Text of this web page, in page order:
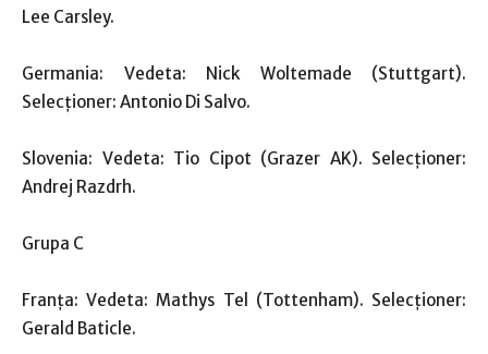
Lee Carsley.
Germania: Vedeta: Nick Woltemade (Stuttgart).
Selecţioner: Antonio Di Salvo.
Slovenia: Vedeta: Tio Cipot (Grazer AK). Selecţioner:
Andrej Razdrh.
Grupa C
Franţa: Vedeta: Mathys Tel (Tottenham). Selecţioner:
Gerald Baticle.